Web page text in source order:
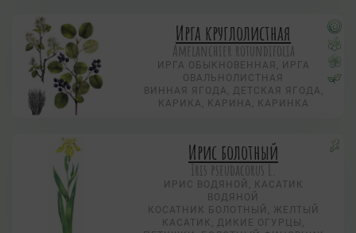
Ирга круглолистная
Amelanchier rotundifolia
ИРГА ОБЫКНОВЕННАЯ, ИРГА
ОВАЛЬНОЛИСТНАЯ
ВИННАЯ ЯГОДА, ДЕТСКАЯ ЯГОДА,
КАРИКА, КАРИНА, КАРИНКА
Ирис болотный
Iris pseudacorus L.
ИРИС ВОДЯНОЙ, КАСАТИК
ВОДЯНОЙ
КОСАТНИК БОЛОТНЫЙ, ЖЕЛТЫЙ
КАСАТИК, ДИКИЕ ОГУРЦЫ,